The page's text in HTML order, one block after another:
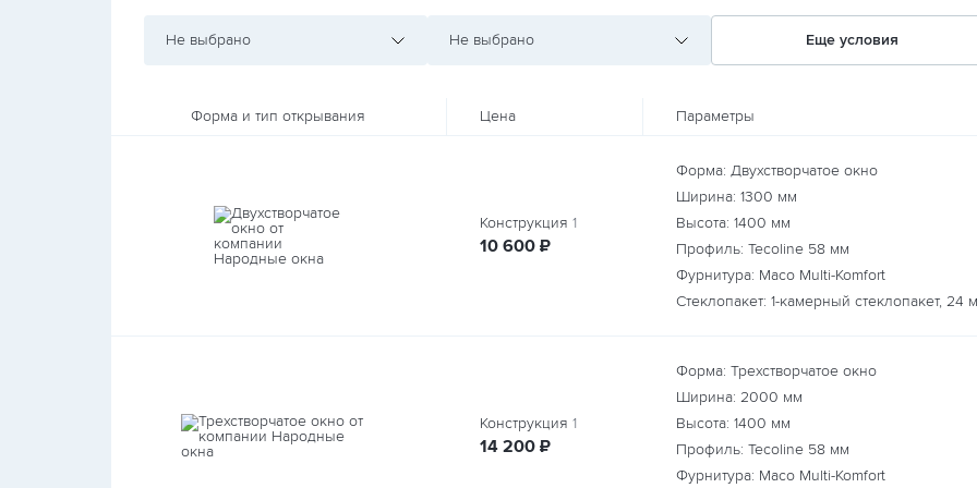
Не выбрано Не выбрано Еще условия
Форма и тип открывания Цена Параметры
Конструкция 1
10 600 руб.
₽
Форма: Двухстворчатое окно
Ширина: 1300 мм
Высота: 1400 мм
Профиль: Tecoline 58 мм
Фурнитура: Maco Multi-Komfort
Стеклопакет: 1-камерный стеклопакет, 24
Конструкция 1
14 200 руб.
₽
Форма: Трехстворчатое окно
Ширина: 2000 мм
Высота: 1400 мм
Профиль: Tecoline 58 мм
Фурнитура: Maco Multi-Komfort